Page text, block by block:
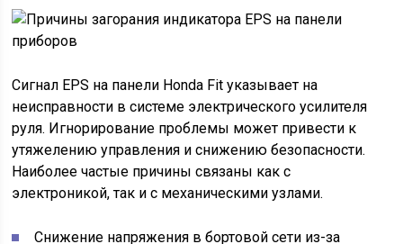
Сигнал EPS на панели Honda Fit указывает на
неисправности в системе электрического усилителя
руля. Игнорирование проблемы может привести к
утяжелению управления и снижению безопасности.
Наиболее частые причины связаны как с
электроникой, так и с механическими узлами.
Снижение напряжения в бортовой сети из-за